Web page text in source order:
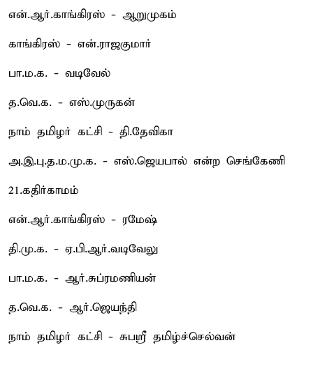
என்.ஆர்.காங்கிரஸ் - ஆறுமுகம்
காங்கிரஸ் - என்.ராஜகுமார்
பா.ம.க. - வடிவேல்
த.வெ.க. - எஸ்.முருகன்
நாம் தமிழர் கட்சி - தி.தேவிகா
அ.இ.பு.த.ம.மு.க. - எஸ்.ஜெயபால் என்ற செங்கேணி
21.கதிர்காமம்
என்.ஆர்.காங்கிரஸ் - ரமேஷ்
தி.மு.க. - ஏ.பி.ஆர்.வடிவேலு
பா.ம.க. - ஆர்.சுப்ரமணியன்
த.வெ.க. - ஆர்.ஜெயந்தி
நாம் தமிழர் கட்சி - சுபஸ்ரீ தமிழ்ச்செல்வன்